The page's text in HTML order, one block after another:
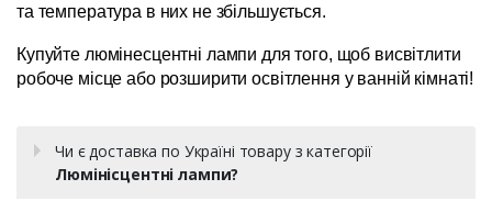
та температура в них не збільшується.
Купуйте люмінесцентні лампи для того, щоб висвітлити
робоче місце або розширити освітлення у ванній кімнаті!
Чи є доставка по Україні товару з категорії
Люмінісцентні лампи?